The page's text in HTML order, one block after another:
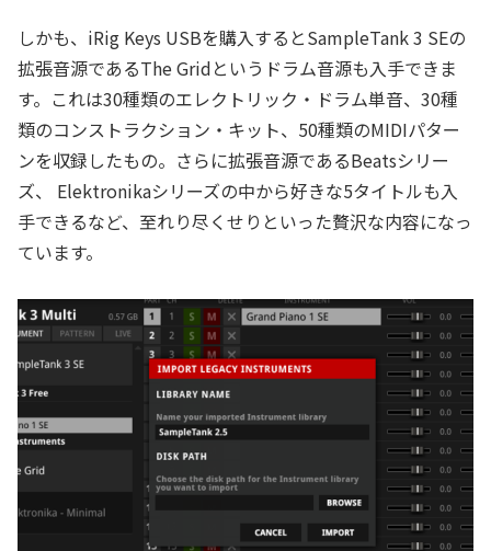
しかも、iRig Keys USBを購入するとSampleTank 3 SEの
拡張音源であるThe Gridというドラム音源も入手できま
す。これは30種類のエレクトリック・ドラム単音、30種
類のコンストラクション・キット、50種類のMIDIパター
ンを収録したもの。さらに拡張音源であるBeatsシリー
ズ、 Elektronikaシリーズの中から好きな5タイトルも入
手できるなど、至れり尽くせりといった贅沢な内容になっ
ています。